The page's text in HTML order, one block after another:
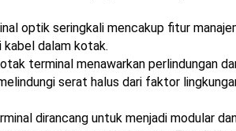
optik seringkali mencakup fitur
dalam kotak.
terminal menawarkan perlindungan
serat halus dari faktor
dirancang untuk menjadi modular